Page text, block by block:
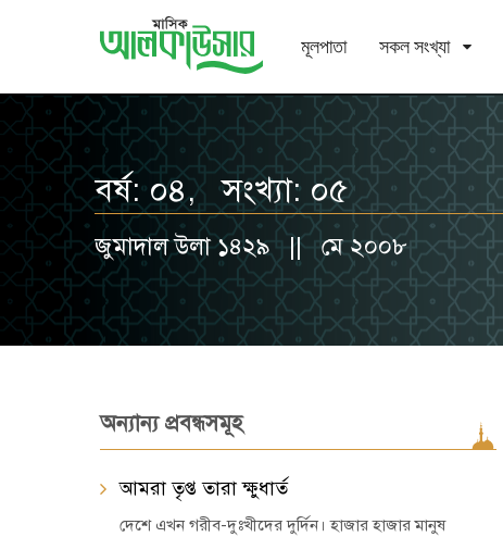
মূলপাতা সকল সংখ্যা
বর্ষ: ০৪, সংখ্যা: ০৫
জুমাদাল উলা ১৪২৯ || মে ২০০৮
অন্যান্য প্রবন্ধসমূহ
আমরা তৃপ্ত তারা ক্ষুধার্ত
দেশে এখন গরীব-দুঃখীদের দুর্দিন। হাজার হাজার মানুষ